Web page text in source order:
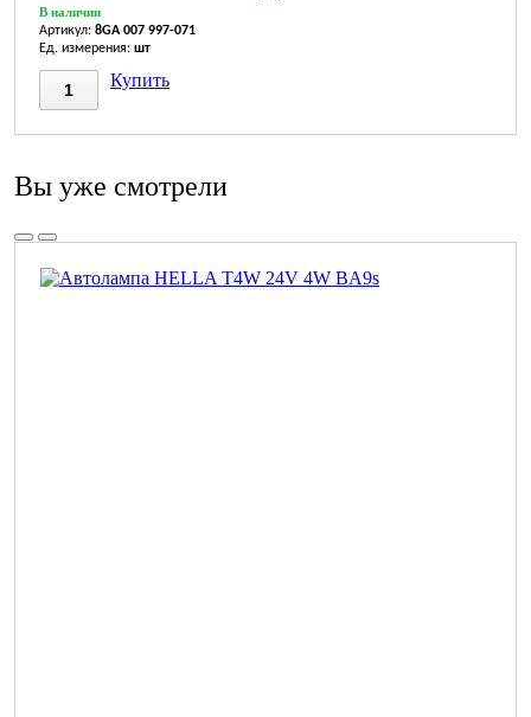
В наличии
Артикул: 8GA 007 997-071
Ед. измерения: шт
Купить
Вы уже смотрели